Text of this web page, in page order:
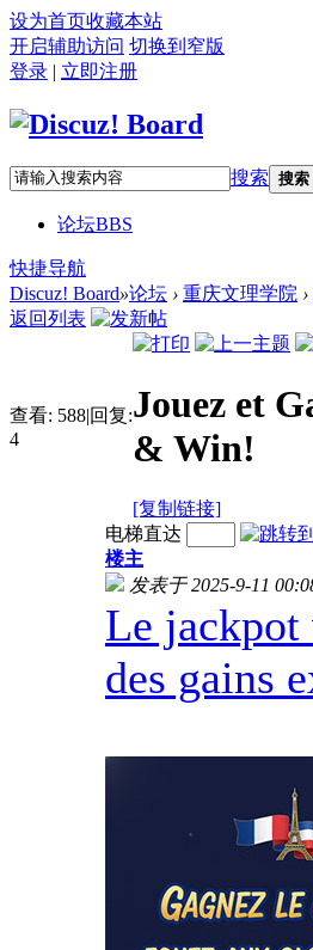
设为首页收藏本站
开启辅助访问 切换到窄版
登录 | 立即注册
搜索 搜索
论坛BBS
快捷导航
Discuz! Board»论坛 › 重庆文理学院 ›
返回列表
查看: 588|回复:
4
Jouez et
& Win!
[复制链接]
电梯直达
楼主
发表于 2025-9-11
Le jackpot
des gains